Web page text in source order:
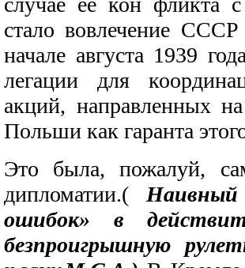
стало вовлечение
начале августа 1939
легации для
акций, направленных
Польши как гаранта
Это была, пожалуй,
дипло­матии.(
ошибок» в
безпроигрышную